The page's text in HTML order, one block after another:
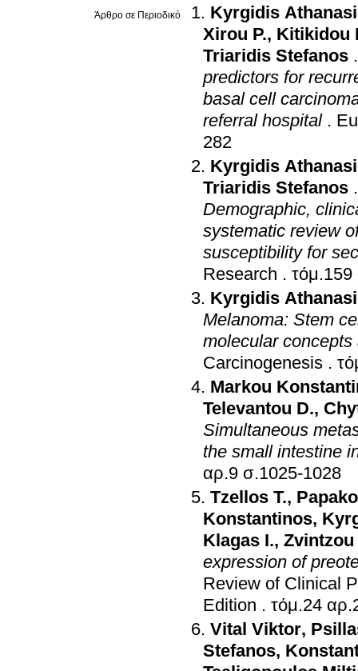
Άρθρο σε Περιοδικό
Kyrgidis
Xirou P., Kitikidou
Triaridis Stefanos
predictors for
basal cell
referral hospital .
282
Kyrgidis
Triaridis Stefanos
Demographic,
systematic review
susceptibility for
Research .
Kyrgidis
Melanoma: Stem
molecular
Carcinogenesis .
Markou
Televantou D.,
Simultaneous
the small intestine
αρ.9 σ.1025-1028
Tzellos T.,
Konstantinos,
Klagas I., Zvintzou
expression of
Review of Clinical
Edition . τόμ.24
Vital Viktor,
Stefanos,